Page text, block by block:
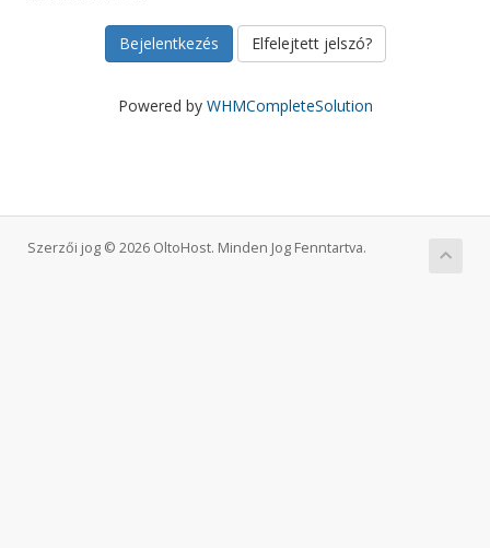
Elfelejtett jelszó?
Powered by WHMCompleteSolution
Szerzői jog © 2026 OltoHost. Minden Jog Fenntartva.